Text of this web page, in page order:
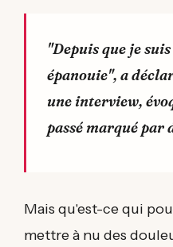
"Depuis que je
épanouie", a
une interview,
passé marqué par
Mais qu'est-ce qui
mettre à nu des